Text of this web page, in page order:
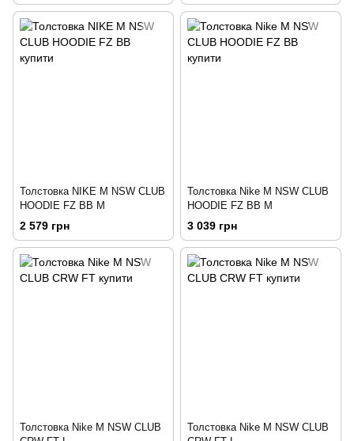
Толстовка NIKE M NSW CLUB
HOODIE FZ BB M
2 579 грн
Толстовка Nike M NSW CLUB
HOODIE FZ BB M
3 039 грн
Толстовка Nike M NSW CLUB
Толстовка Nike M NSW CLUB